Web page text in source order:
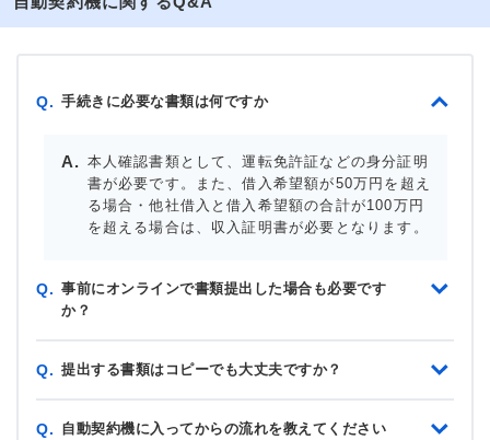
Q. 手続きに必要な書類は何ですか
本人確認書類として、運転免許証などの身分証明
書が必要です。また、借入希望額が50万円を超え
る場合・他社借入と借入希望額の合計が100万円
を超える場合は、収入証明書が必要となります。
Q. 事前にオンラインで書類提出した場合も必要です
か？
Q. 提出する書類はコピーでも大丈夫ですか？
Q. 自動契約機に入ってからの流れを教えてください